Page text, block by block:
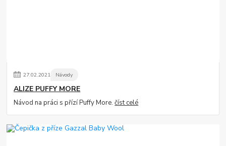
27.02.2021 Návody
ALIZE PUFFY MORE
Návod na práci s přízí Puffy More.číst celé